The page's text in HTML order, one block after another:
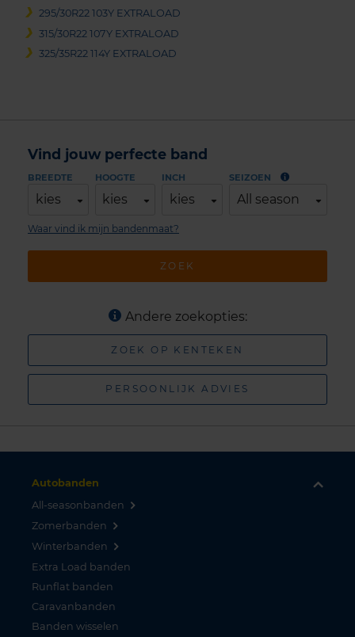
295/30R22 103Y EXTRALOAD
315/30R22 107Y EXTRALOAD
325/35R22 114Y EXTRALOAD
Vind jouw perfecte band
BREEDTE
kies
HOOGTE
kies
INCH
kies
SEIZOEN
All season
ZOEK
Waar vind ik mijn bandenmaat?
Andere zoekopties:
ZOEK OP KENTEKEN
PERSOONLIJK ADVIES
Autobanden
All-seasonbanden
Zomerbanden
Winterbanden
Extra Load banden
Runflat banden
Caravanbanden
Banden wisselen